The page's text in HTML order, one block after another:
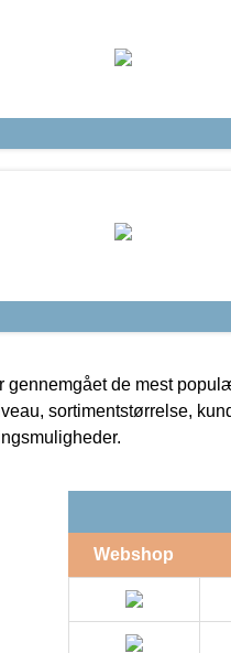
gennemgået de mest
sortimentstørrelse,
Webshop